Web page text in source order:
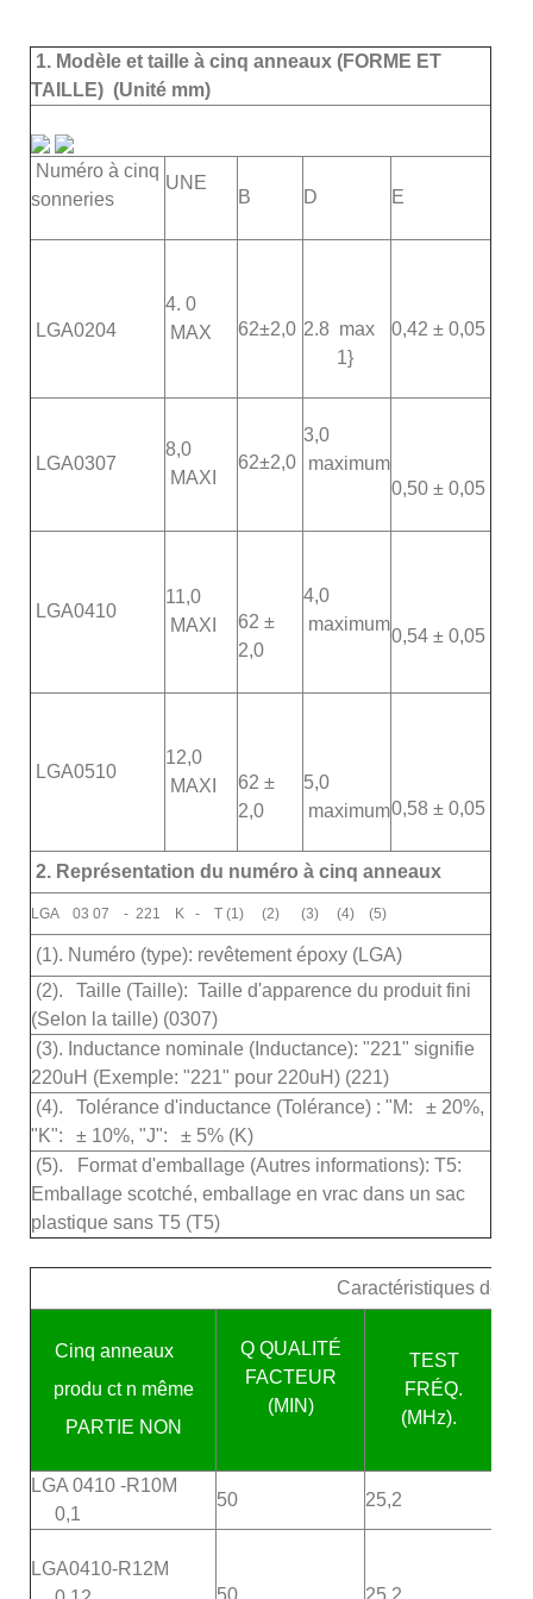
1. Modèle et taille à cinq anneaux (FORME ET
TAILLE) (Unité mm)
Numéro à cinq
sonneries
UNE
B D E
LGA0204
4. 0
MAX
62±2,0 2.8 max
1}
0,42 ± 0,05
LGA0307
8,0
MAXI
62±2,0
3,0
maximum
0,50 ± 0,05
LGA0410
11,0
MAXI
62 ±
2,0
4,0
maximum
0,54 ± 0,05
LGA0510
12,0
MAXI
62 ±
2,0
5,0
maximum0,58 ± 0,05
2. Représentation du numéro à cinq anneaux
LGA 03 07 - 221 K - T (1) (2) (3) (4) (5)
(1). Numéro (type): revêtement époxy (LGA)
(2).
Taille (Taille): Taille d'apparence du produit fini
(Selon la taille) (0307)
(3). Inductance nominale (Inductance): "221" signifie
220uH (Exemple: "221" pour 220uH) (221)
(4).
Tolérance d'inductance (Tolérance) : "M: ± 20%,
"K":
± 10%, "J": ± 5% (K)
(5).
Format d'emballage (Autres informations): T5:
Emballage scotché, emballage en vrac dans un sac
plastique sans T5 (T5)
Caractéristiques de la
Cinq anneaux
produ ct n même
PARTIE NON
Q QUALITÉ
FACTEUR
(MIN)
TEST
FRÉQ.
(MHz).
LGA 0410 -R10M
0,1
50 25,2
LGA0410-R12M
50 25,2